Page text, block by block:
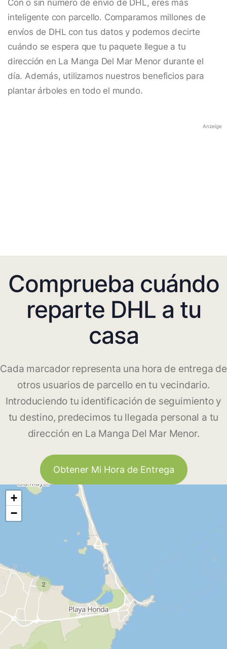
Con o sin número de envío de DHL, eres más
inteligente con parcello. Comparamos millones de
envíos de DHL con tus datos y podemos decirte
cuándo se espera que tu paquete llegue a tu
dirección en La Manga Del Mar Menor durante el
día. Además, utilizamos nuestros beneficios para
plantar árboles en todo el mundo.
Anzeige
Comprueba cuándo
reparte DHL a tu
casa
Cada marcador representa una hora de entrega de
otros usuarios de parcello en tu vecindario.
Introduciendo tu identificación de seguimiento y
tu destino, predecimos tu llegada personal a tu
dirección en La Manga Del Mar Menor.
Obtener Mi Hora de Entrega
2
+
−